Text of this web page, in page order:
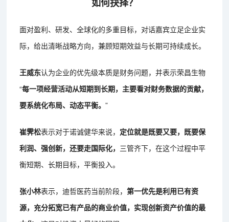
如何抉择？
面对盈利、研发、全球化的多重目标，对话嘉宾立足企业实
际，给出清晰战略方向，兼顾短期效益与长期可持续成长。
王威东认为企业的优先级本质是财务问题，并表示荣昌生物
“每一项经营活动从短期到长期，主要看对财务数据的贡献，
要系统化布局、动态平衡。”
崔霁松表示对于诺诚健华来说， 定位就是既要又要，既要保
利润、强创新，还要走国际化， 三管齐下，在这个过程中平
衡短期、长期目标，平衡投入。
张小林表示，迪哲医药当前阶段，第一优先是利用已有资
源，充分拓宽已有产品的商业价值，实现创新资产价值的最